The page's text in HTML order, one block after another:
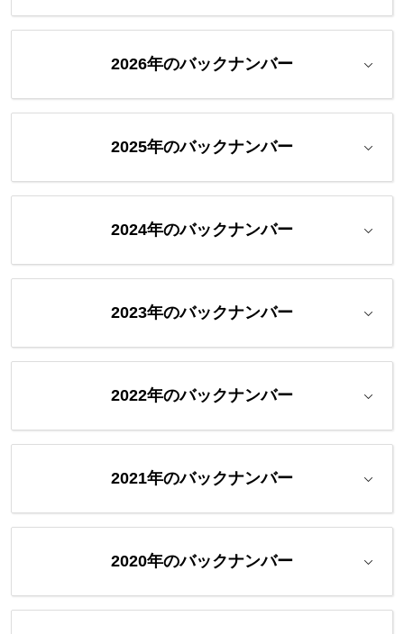
2026年のバックナンバー
2025年のバックナンバー
2024年のバックナンバー
2023年のバックナンバー
2022年のバックナンバー
2021年のバックナンバー
2020年のバックナンバー